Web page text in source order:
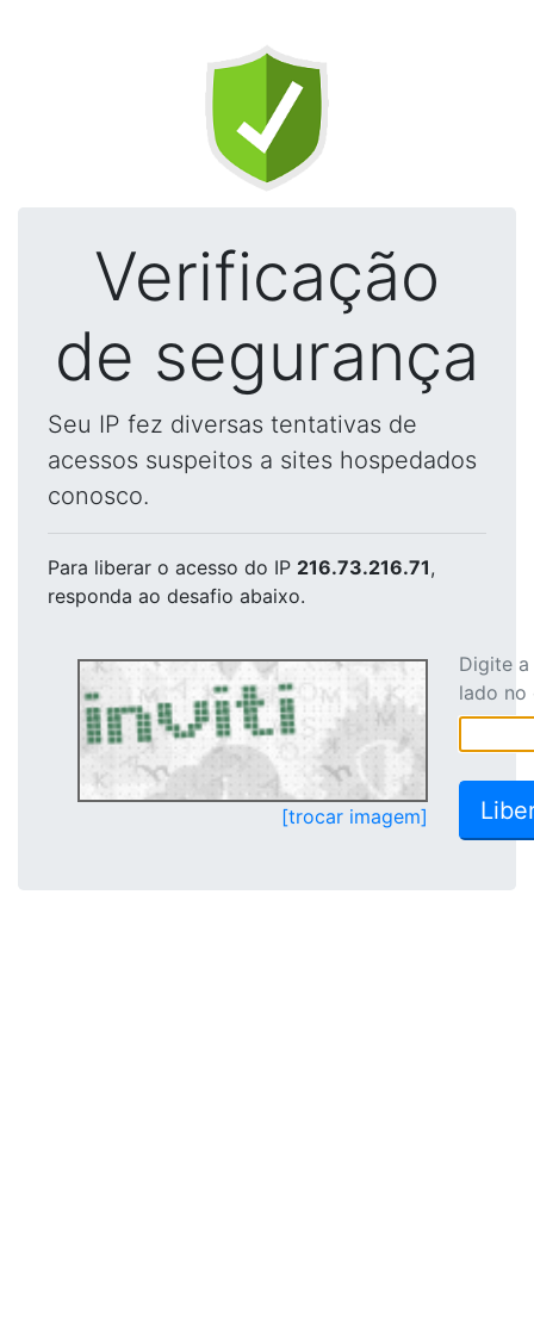
Verificação
de segurança
Seu IP fez diversas tentativas de
acessos suspeitos a sites hospedados
conosco.
Para liberar o acesso do IP 216.73.216.71,
responda ao desafio abaixo.
[trocar imagem]
Digite
lado no